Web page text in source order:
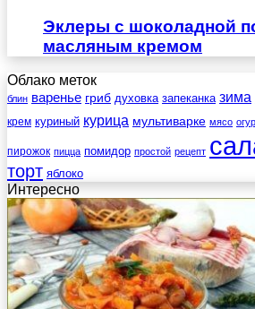
Эклеры с шоколадной
масляным кремом
Облако меток
блин варенье гриб духовка запеканка зима
крем куриный курица мультиварке мясо
пирожок пицца помидор простой рецепт
торт яблоко
Интересно